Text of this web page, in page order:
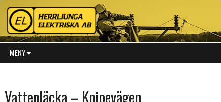
MENY
Vattenläcka – Knipevägen